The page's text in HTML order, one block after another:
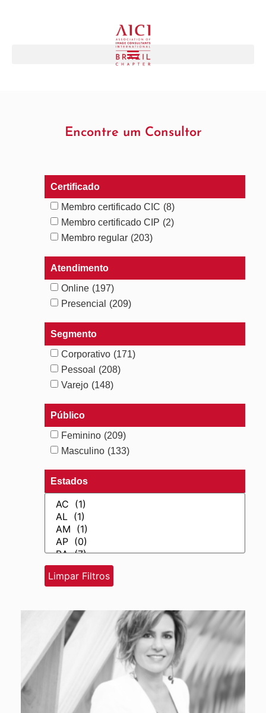
Encontre um Consultor
Certificado
Membro certificado CIC (8)
Membro certificado CIP (2)
Membro regular (203)
Atendimento
Online (197)
Presencial
(209)
Segmento
Corporativo (171)
Pessoal
(208)
Varejo (148)
Público
Feminino (209)
Masculino (133)
Estados